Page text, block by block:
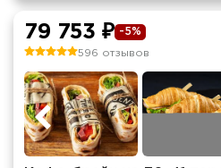
79 753 ₽ -5%
596 отзывов